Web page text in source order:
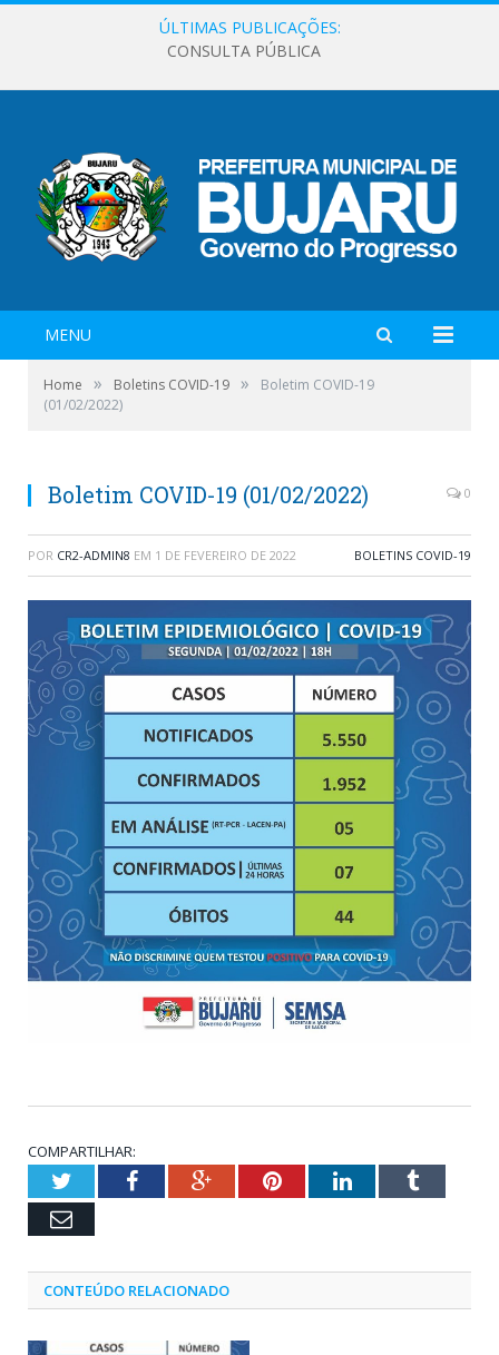
ÚLTIMAS PUBLICAÇÕES:
CONSULTA PÚBLICA
MENU
Home » Boletins COVID-19 »
Boletim COVID-19
(01/02/2022)
Boletim COVID-19 (01/02/2022) 0
POR CR2-ADMIN8 EM 1 DE FEVEREIRO DE 2022 BOLETINS COVID-19
COMPARTILHAR:
TwitterFacebookGoogle+PinterestLinkedInTumblr
Email
CONTEÚDO RELACIONADO